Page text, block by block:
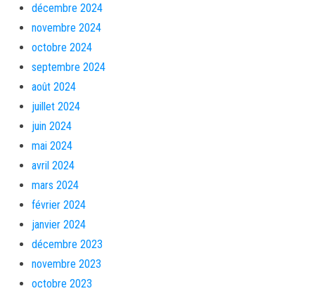
décembre 2024
novembre 2024
octobre 2024
septembre 2024
août 2024
juillet 2024
juin 2024
mai 2024
avril 2024
mars 2024
février 2024
janvier 2024
décembre 2023
novembre 2023
octobre 2023